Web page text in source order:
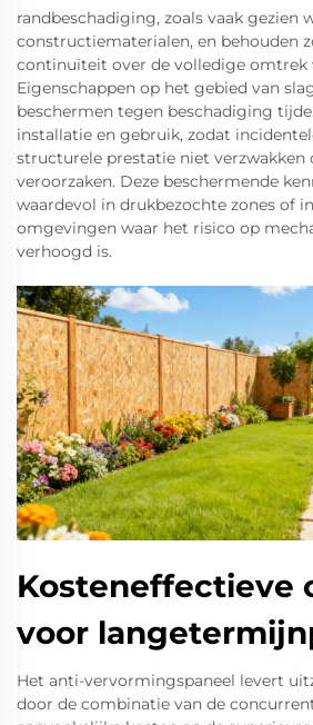
randbeschadiging, zoals vaak gezien
constructiematerialen, en behouden
continuïteit over de volledige omtrek
Eigenschappen op het gebied van
beschermen tegen beschadiging
installatie en gebruik, zodat
structurele prestatie niet verzwakken
veroorzaken. Deze beschermende
waardevol in drukbezochte zones of
omgevingen waar het risico op
verhoogd is.
Kosteneffectieve
voor
Het anti-vervormingspaneel levert
door de combinatie van de